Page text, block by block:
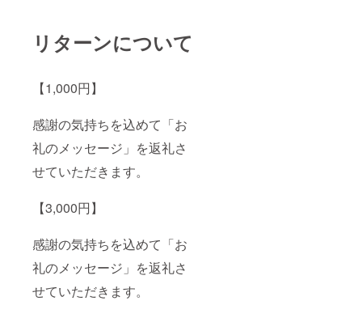
リターンについて
【1,000円】
感謝の気持ちを込めて「お
礼のメッセージ」を返礼さ
せていただきます。
【3,000円】
感謝の気持ちを込めて「お
礼のメッセージ」を返礼さ
せていただきます。